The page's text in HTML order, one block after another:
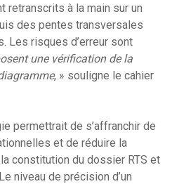
retranscrits à la main sur un
des pentes transversales
Les risques d’erreur sont
une vérification de la
, » souligne le cahier
permettrait de s’affranchir de
et de réduire la
constitution du dossier RTS et
niveau de précision d’un